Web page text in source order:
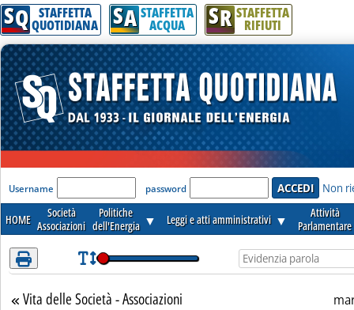
Attenzione! Esegui l'accesso per lèggere interamente la notizia.
SQ STAFFETTA
QUOTIDIANA SA STAFFETTA
ACQUA SR STAFFETTA
RIFIUTI
'Modulo Login per accedere'
Username password Non
HOME
Società
Associazioni
Politiche
dell'Energia ▼ Leggi e atti amministrativi ▼
Attività
Parlamentare
Torna alla sezione
Vita delle Società - Associazioni